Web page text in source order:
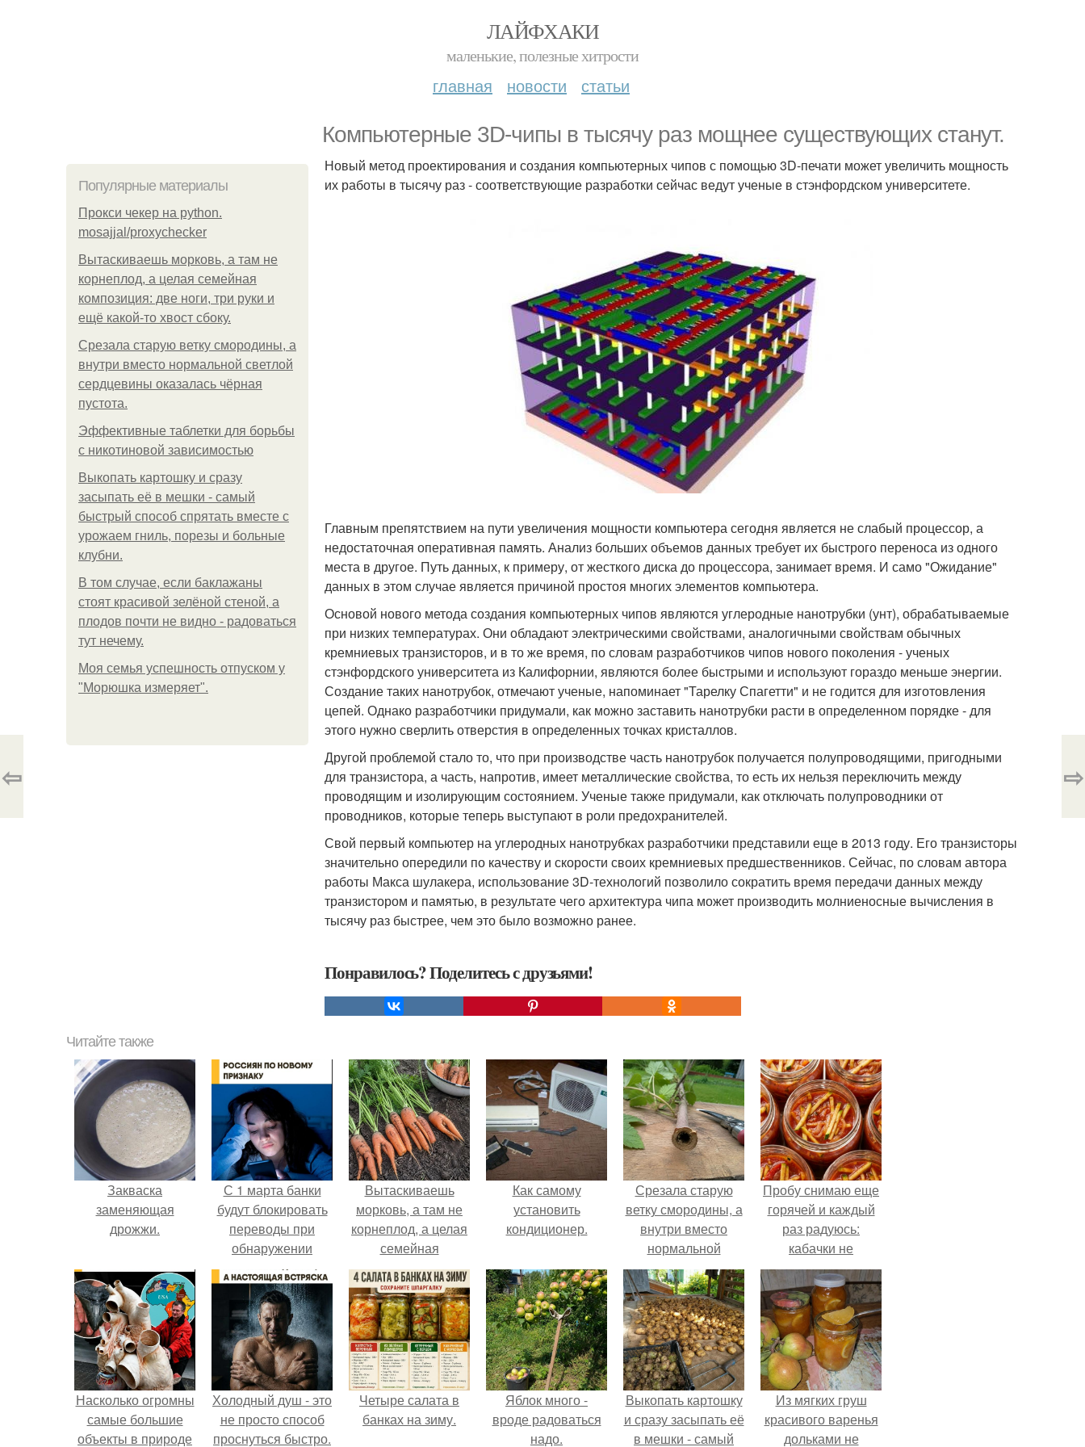
ЛАЙФХАКИ
маленькие, полезные хитрости
главная новости статьи
Компьютерные 3D-чипы в тысячу раз мощнее существующих станут.
Популярные материалы
Прокси чекер на python.
mosajjal/proxychecker
Вытаскиваешь морковь, а там не
корнеплод, а целая семейная
композиция: две ноги, три руки и
ещё какой-то хвост сбоку.
Срезала старую ветку смородины, а
внутри вместо нормальной светлой
сердцевины оказалась чёрная
пустота.
Эффективные таблетки для борьбы
с никотиновой зависимостью
Выкопать картошку и сразу
засыпать её в мешки - самый
быстрый способ спрятать вместе с
урожаем гниль, порезы и больные
клубни.
В том случае, если баклажаны
стоят красивой зелёной стеной, а
плодов почти не видно - радоваться
тут нечему.
Моя семья успешность отпуском у
"Морюшка измеряет".
Новый метод проектирования и создания компьютерных чипов с помощью 3D-печати может увеличить мощность
их работы в тысячу раз - соответствующие разработки сейчас ведут ученые в стэнфордском университете.
Главным препятствием на пути увеличения мощности компьютера сегодня является не слабый процессор, а
недостаточная оперативная память. Анализ больших объемов данных требует их быстрого переноса из одного
места в другое. Путь данных, к примеру, от жесткого диска до процессора, занимает время. И само "Ожидание"
данных в этом случае является причиной простоя многих элементов компьютера.
Основой нового метода создания компьютерных чипов являются углеродные нанотрубки (унт), обрабатываемые
при низких температурах. Они обладают электрическими свойствами, аналогичными свойствам обычных
кремниевых транзисторов, и в то же время, по словам разработчиков чипов нового поколения - ученых
стэнфордского университета из Калифорнии, являются более быстрыми и используют гораздо меньше энергии.
Создание таких нанотрубок, отмечают ученые, напоминает "Тарелку Спагетти" и не годится для изготовления
цепей. Однако разработчики придумали, как можно заставить нанотрубки расти в определенном порядке - для
этого нужно сверлить отверстия в определенных точках кристаллов.
Другой проблемой стало то, что при производстве часть нанотрубок получается полупроводящими, пригодными
для транзистора, а часть, напротив, имеет металлические свойства, то есть их нельзя переключить между
проводящим и изолирующим состоянием. Ученые также придумали, как отключать полупроводники от
проводников, которые теперь выступают в роли предохранителей.
Свой первый компьютер на углеродных нанотрубках разработчики представили еще в 2013 году. Его транзисторы
значительно опередили по качеству и скорости своих кремниевых предшественников. Сейчас, по словам автора
работы Макса шулакера, использование 3D-технологий позволило сократить время передачи данных между
транзистором и памятью, в результате чего архитектура чипа может производить молниеносные вычисления в
тысячу раз быстрее, чем это было возможно ранее.
Понравилось? Поделитесь с друзьями!
⇦ ⇨
Читайте также
Закваска
заменяющая
дрожжи.
С 1 марта банки
будут блокировать
переводы при
обнаружении
вируса.
Вытаскиваешь
морковь, а там не
корнеплод, а целая
семейная
композиция: две
ноги, три руки и
ещё какой-то хвост
сбоку.
Как самому
установить
кондиционер.
Срезала старую
ветку смородины, а
внутри вместо
нормальной
светлой
сердцевины
оказалась чёрная
пустота.
Пробу снимаю еще
горячей и каждый
раз радуюсь:
кабачки не
развариваются, а
соус получается
густым и
пикантным.
Насколько огромны
самые большие
объекты в природе
Холодный душ - это
не просто способ
проснуться быстро.
Четыре салата в
банках на зиму.
Яблок много -
вроде радоваться
надо.
Выкопать картошку
и сразу засыпать её
в мешки - самый
Из мягких груш
красивого варенья
дольками не